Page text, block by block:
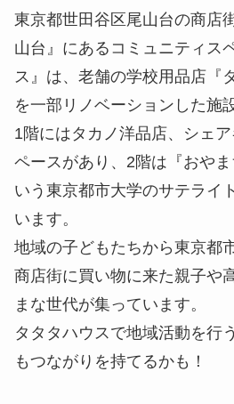
東京都世田谷区尾山台の商店
山台』にあるコミュニティス
ス』は、老舗の学校用品店『
を一部リノベーションした施
1階にはタカノ洋品店、シェ
ペースがあり、2階は『おや
いう東京都市大学のサテライ
います。
地域の子どもたちから東京都
商店街に買い物に来た親子や
まな世代が集っています。
タタタハウスで地域活動を行
もつながりを持てるかも！